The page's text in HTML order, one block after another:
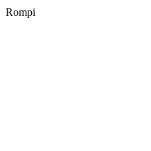
Rompi